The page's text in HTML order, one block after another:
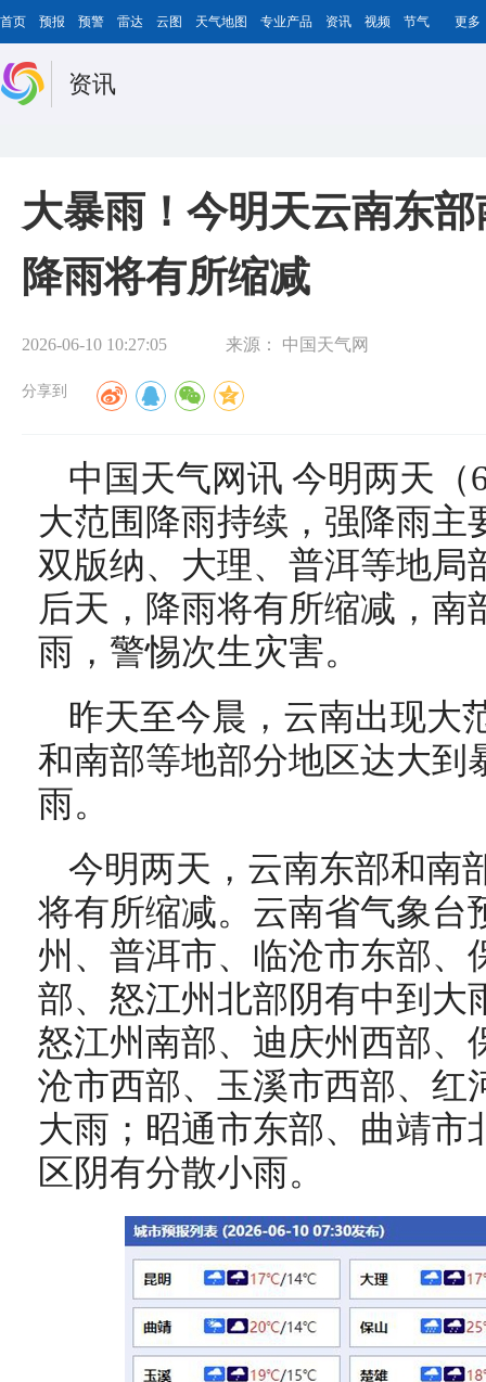
首页 预报 预警 雷达 云图 天气地图 专业产品 资讯 视频 节气 更多
资讯
大暴雨！今明天云南东
降雨将有所缩减
2026-06-10 10:27:05 来源： 中国天气网
分享到
中国天气网讯 今明两天（
大范围降雨持续，强降雨主
双版纳、大理、普洱等地局
后天，降雨将有所缩减，南
雨，警惕次生灾害。
昨天至今晨，云南出现大
和南部等地部分地区达大到
雨。
今明两天，云南东部和南
将有所缩减。云南省气象台
州、普洱市、临沧市东部、
部、怒江州北部阴有中到大
怒江州南部、迪庆州西部、
沧市西部、玉溪市西部、红
大雨；昭通市东部、曲靖市
区阴有分散小雨。